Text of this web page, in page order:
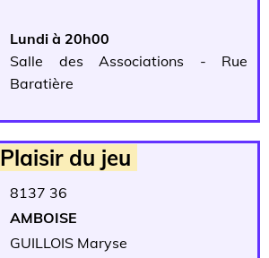
Lundi à 20h00
Salle des Associations - Rue
Baratière
Plaisir du jeu
8137 36
AMBOISE
GUILLOIS Maryse